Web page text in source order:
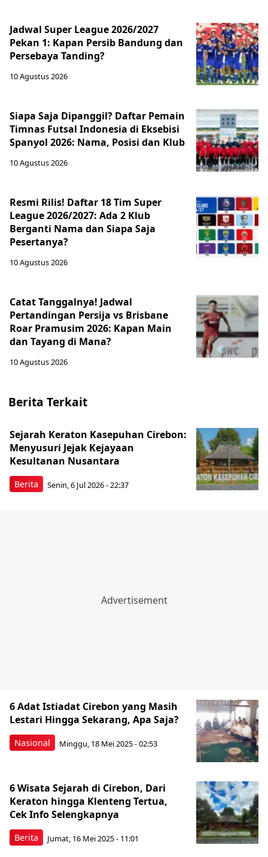
Jadwal Super League 2026/2027
Pekan 1: Kapan Persib Bandung dan
Persebaya Tanding?
10 Agustus 2026
Siapa Saja Dipanggil? Daftar Pemain
Timnas Futsal Indonesia di Eksebisi
Spanyol 2026: Nama, Posisi dan Klub
10 Agustus 2026
Resmi Rilis! Daftar 18 Tim Super
League 2026/2027: Ada 2 Klub
Berganti Nama dan Siapa Saja
Pesertanya?
10 Agustus 2026
Catat Tanggalnya! Jadwal
Pertandingan Persija vs Brisbane
Roar Pramusim 2026: Kapan Main
dan Tayang di Mana?
10 Agustus 2026
Berita Terkait
Berita
Sejarah Keraton Kasepuhan Cirebon:
Menyusuri Jejak Kejayaan
Kesultanan Nusantara
Senin, 6 Jul 2026 - 22:37
Nasional
6 Adat Istiadat Cirebon yang Masih
Lestari Hingga Sekarang, Apa Saja?
Minggu, 18 Mei 2025 - 02:53
Berita
6 Wisata Sejarah di Cirebon, Dari
Keraton hingga Klenteng Tertua,
Cek Info Selengkapnya
Jumat, 16 Mei 2025 - 11:01